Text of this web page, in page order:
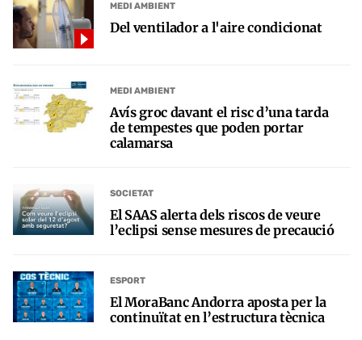
MEDI AMBIENT
Del ventilador a l'aire condicionat
MEDI AMBIENT
Avís groc davant el risc d’una tarda
de tempestes que poden portar
calamarsa
SOCIETAT
El SAAS alerta dels riscos de veure
l’eclipsi sense mesures de precaució
ESPORT
El MoraBanc Andorra aposta per la
continuïtat en l’estructura tècnica